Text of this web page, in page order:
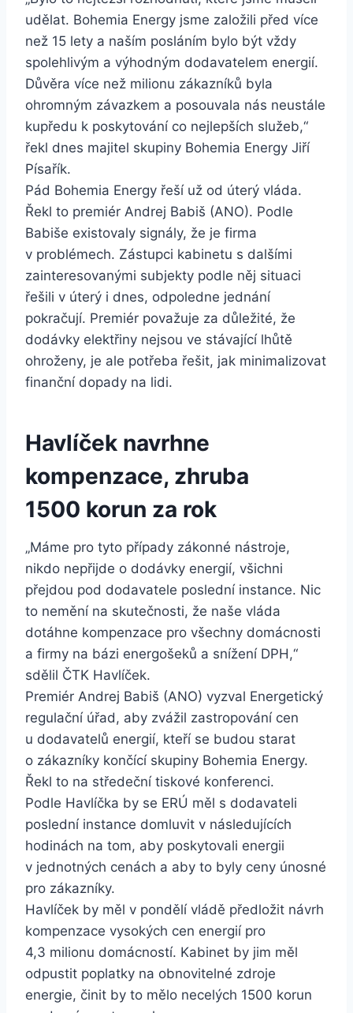
udělat. Bohemia Energy jsme založili před více
než 15 lety a naším posláním bylo být vždy
spolehlivým a výhodným dodavatelem energií.
Důvěra více než milionu zákazníků byla
ohromným závazkem a posouvala nás neustále
kupředu k poskytování co nejlepších služeb,“
řekl dnes majitel skupiny Bohemia Energy Jiří
Písařík.
Pád Bohemia Energy řeší už od úterý vláda.
Řekl to premiér Andrej Babiš (ANO). Podle
Babiše existovaly signály, že je firma
v problémech. Zástupci kabinetu s dalšími
zainteresovanými subjekty podle něj situaci
řešili v úterý i dnes, odpoledne jednání
pokračují. Premiér považuje za důležité, že
dodávky elektřiny nejsou ve stávající lhůtě
ohroženy, je ale potřeba řešit, jak minimalizovat
finanční dopady na lidi.
Havlíček navrhne
kompenzace, zhruba
1500 korun za rok
„Máme pro tyto případy zákonné nástroje,
nikdo nepřijde o dodávky energií, všichni
přejdou pod dodavatele poslední instance. Nic
to nemění na skutečnosti, že naše vláda
dotáhne kompenzace pro všechny domácnosti
a firmy na bázi energošeků a snížení DPH,“
sdělil ČTK Havlíček.
Premiér Andrej Babiš (ANO) vyzval Energetický
regulační úřad, aby zvážil zastropování cen
u dodavatelů energií, kteří se budou starat
o zákazníky končící skupiny Bohemia Energy.
Řekl to na středeční tiskové konferenci.
Podle Havlíčka by se ERÚ měl s dodavateli
poslední instance domluvit v následujících
hodinách na tom, aby poskytovali energii
v jednotných cenách a aby to byly ceny únosné
pro zákazníky.
Havlíček by měl v pondělí vládě předložit návrh
kompenzace vysokých cen energií pro
4,3 milionu domácností. Kabinet by jim měl
odpustit poplatky na obnovitelné zdroje
energie, činit by to mělo necelých 1500 korun